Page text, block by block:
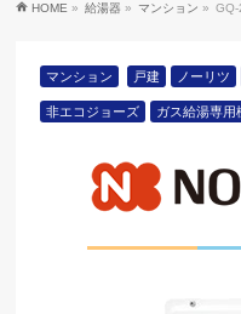
HOME » 給湯器 » マンション » GQ-
マンション 戸建 ノーリツ
非エコジョーズ ガス給湯専用